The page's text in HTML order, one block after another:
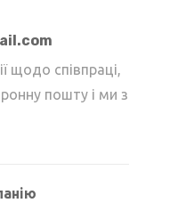
щодо співпраці,
пошту і ми з